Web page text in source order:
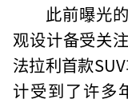
此前曝光
观设计备受关
法拉利首款
计受到了许多